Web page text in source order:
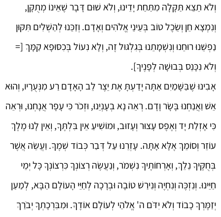
וְלֹא תֵצֵא תַּקָּלָה מִתַּחַת יָדֵינוּ, וְלֹא שׁוּם דָּבָר שֶׁאֵינוֹ מְתֻקָּן,
וְנִמְצָא חֵן וְשֵׂכֶל טוֹב בְּעֵינֵי אֱלֹהִים וְאָדָם. וְזַכֵּנוּ לְהַשְׁלִים תִּקּוּן
נַפְשֵׁנוּ רוּחֵנוּ וְנִשְׁמָתֵנוּ בְּגִלְגּוּל זֶה, וְלָא נִעוֹל בְּכִסּוּפָא קַמָּךְ [=
וְלֹא נִכָּנֵס בְּבוּשָׁה לְפָנֶיךָ].
אָבִינוּ שֶׁבַּשָּׁמַיִם אַתָּה יָדַעְתָּ אֶת יֵצֶר לֵב הָאָדָם רַע מִנְּעֻרָיו, וְהוּא
אֵשׁ וַאֲנַחְנוּ בָּשָׂר וָדָם. רְאֵה נָא בְעָנְיֵנוּ, וּזְכֹר כִּי עָפָר אֲנָחְנוּ, וּרְאֵה
כִּי אָזְלַת יָד וְאֶפֶס עָצוּר וְעָזוּב, וּמוֹשִׁיעַ אֵין בִּלְתֶּךָ, וְאֵין לָנוּ מֶלֶךְ
עוֹזֵר וְסוֹמֵךְ אֶלָּא אָתָּה. עָזְרֵנוּ עַל דְּבַר כְּבוֹד שְׁמֶךָ. וַעֲשֵׂה אֲשֶׁר
בְּחֻקֶּיךָ נֵלֵךְ, וְאָרְחוֹתֶיךָ נִשְׁמֹר, וְנַעֲשֶׂה רְצוֹנְךָ כִּרְצוֹנְךָ כָּל יְמֵי
חַיֵּינוּ. וְנִזְכֶּה וְנִחְיֶה וְנִירַשׁ טוֹבָה וּבְרָכָה לְחַיֵּי הָעוֹלָם הַבָּא, לְמַעַן
יְזַמֶּרְךָ כָבוֹד וְלֹא יִדֹּם ה' אֱלֹהַי לְעוֹלָם אוֹדֶךָּ. וּמִבִּרְכָתְךָ יְבֹרַךְ